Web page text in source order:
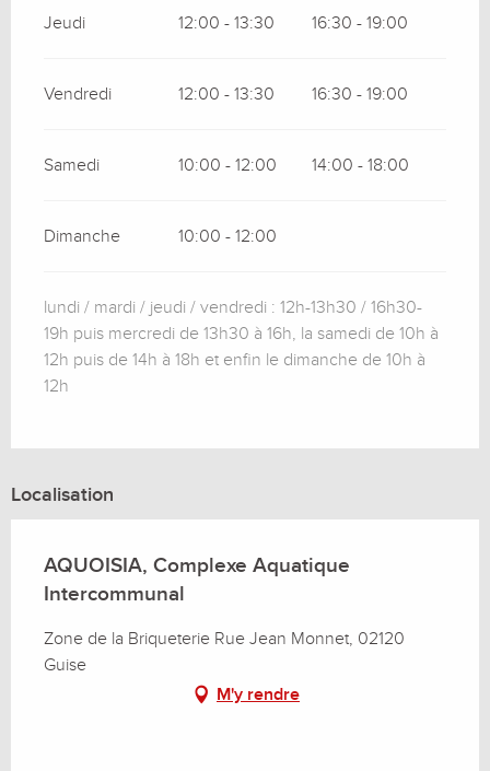
Jeudi 12:00 - 13:30 16:30 - 19:00
Vendredi 12:00 - 13:30 16:30 - 19:00
Samedi 10:00 - 12:00 14:00 - 18:00
Dimanche 10:00 - 12:00
lundi / mardi / jeudi / vendredi : 12h-13h30 / 16h30-
19h puis mercredi de 13h30 à 16h, la samedi de 10h à
12h puis de 14h à 18h et enfin le dimanche de 10h à
12h
Localisation
AQUOISIA, Complexe Aquatique
Intercommunal
Zone de la Briqueterie Rue Jean Monnet, 02120
Guise
M'y rendre